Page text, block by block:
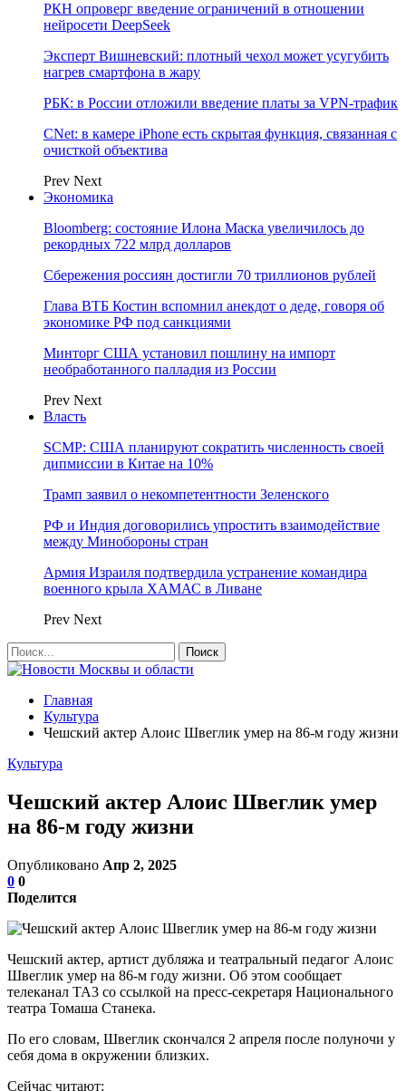
РКН опроверг введение ограничений в отношении
нейросети DeepSeek
Эксперт Вишневский: плотный чехол может усугубить
нагрев смартфона в жару
РБК: в России отложили введение платы за VPN-трафик
CNet: в камере iPhone есть скрытая функция, связанная с
очисткой объектива
Prev Next
Экономика
Bloomberg: состояние Илона Маска увеличилось до
рекордных 722 млрд долларов
Сбережения россиян достигли 70 триллионов рублей
Глава ВТБ Костин вспомнил анекдот о деде, говоря об
экономике РФ под санкциями
Минторг США установил пошлину на импорт
необработанного палладия из России
Prev Next
Власть
SCMP: США планируют сократить численность своей
дипмиссии в Китае на 10%
Трамп заявил о некомпетентности Зеленского
РФ и Индия договорились упростить взаимодействие
между Минобороны стран
Армия Израиля подтвердила устранение командира
военного крыла ХАМАС в Ливане
Prev Next
Главная
Культура
Чешский актер Алоис Швеглик умер на 86-м году жизни
Культура
Чешский актер Алоис Швеглик умер
на 86-м году жизни
Опубликовано Апр 2, 2025
0 0
Поделится
Чешский актер, артист дубляжа и театральный педагог Алоис
Швеглик умер на 86-м году жизни. Об этом сообщает
телеканал TA3 со ссылкой на пресс-секретаря Национального
театра Томаша Станека.
По его словам, Швеглик скончался 2 апреля после полуночи у
себя дома в окружении близких.
Сейчас читают: